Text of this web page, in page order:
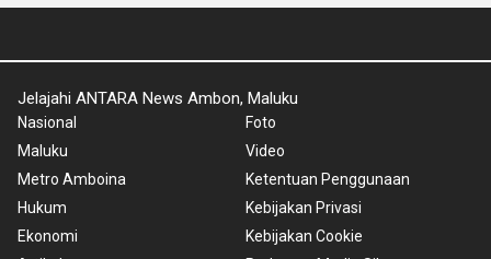
Jelajahi ANTARA News Ambon, Maluku
Nasional
Maluku
Metro Amboina
Hukum
Ekonomi
Foto
Video
Ketentuan Penggunaan
Kebijakan Privasi
Kebijakan Cookie